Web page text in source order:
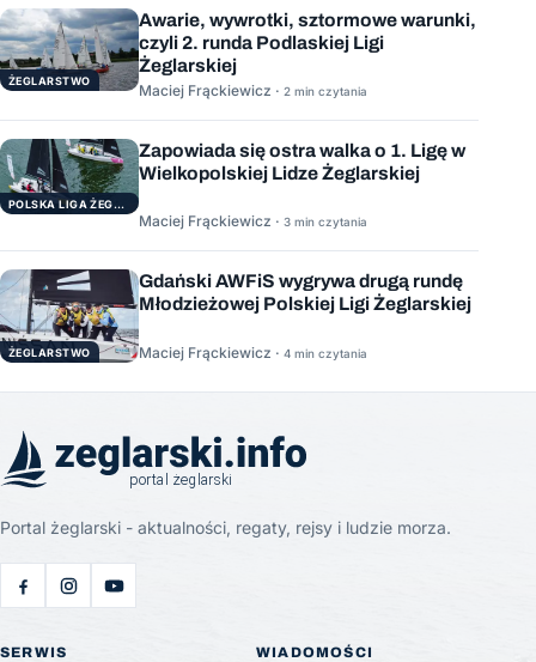
ŻEGLARSTWO
Awarie, wywrotki, sztormowe warunki,
czyli 2. runda Podlaskiej Ligi
Żeglarskiej
Maciej Frąckiewicz · 2 min czytania
POLSKA LIGA ŻEGLARSKA
Zapowiada się ostra walka o 1. Ligę w
Wielkopolskiej Lidze Żeglarskiej
Maciej Frąckiewicz · 3 min czytania
ŻEGLARSTWO
Gdański AWFiS wygrywa drugą rundę
Młodzieżowej Polskiej Ligi Żeglarskiej
Maciej Frąckiewicz · 4 min czytania
Portal żeglarski - aktualności, regaty, rejsy i ludzie morza.
SERWIS WIADOMOŚCI